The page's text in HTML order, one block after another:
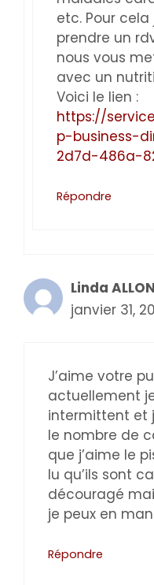
etc. Pour
prendre un
nous vous
avec un
Voici le lien :
https://
p-business-
2d7d-486a-
Répondre
Linda
janvier 31,
J’aime votre
actuellement
intermittent et
le nombre de
que j’aime le
lu qu’ils sont
découragé
je peux en
Répondre